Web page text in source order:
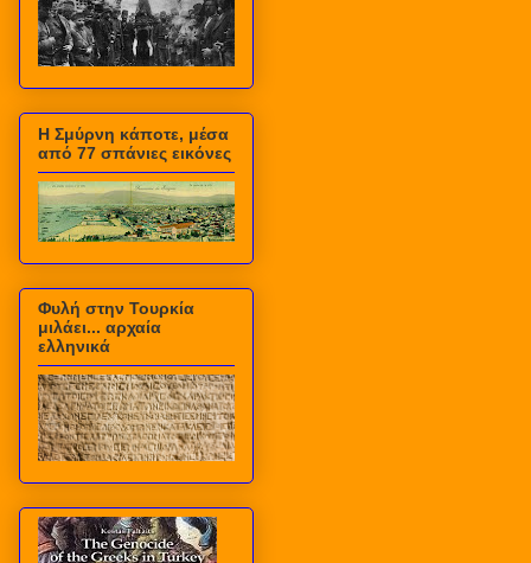
Η Σμύρνη κάποτε, μέσα
από 77 σπάνιες εικόνες
Φυλή στην Τουρκία
μιλάει... αρχαία
ελληνικά